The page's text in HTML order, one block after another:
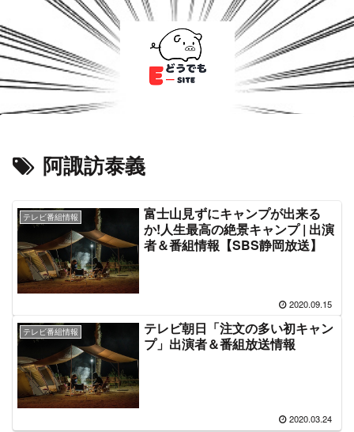
阿諏訪泰義
テレビ番組情報
富士山見ずにキャンプが出来る
か!人生最高の絶景キャンプ | 出演
者＆番組情報【SBS静岡放送】
2020.09.15
テレビ番組情報
テレビ朝日「注文の多い初キャン
プ」出演者＆番組放送情報
2020.03.24